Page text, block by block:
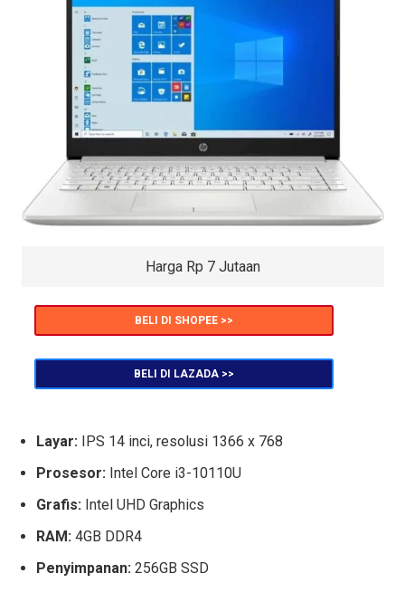
Harga Rp 7 Jutaan
BELI DI SHOPEE >>
BELI DI LAZADA >>
Layar: IPS 14 inci, resolusi 1366 x 768
Prosesor: Intel Core i3-10110U
Grafis: Intel UHD Graphics
RAM: 4GB DDR4
Penyimpanan: 256GB SSD